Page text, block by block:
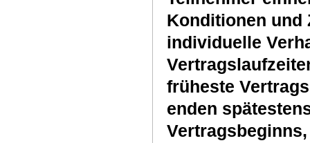
Konditionen und
individuelle
früheste
enden